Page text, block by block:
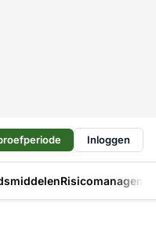
Inloggen